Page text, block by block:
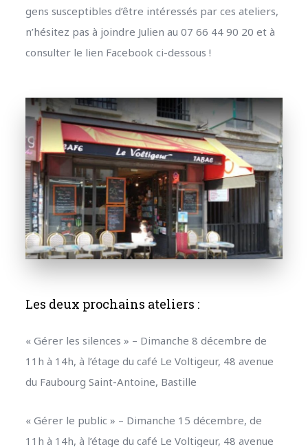
gens susceptibles d’être intéressés par ces ateliers,
n’hésitez pas à joindre Julien au 07 66 44 90 20 et à
consulter le lien Facebook ci-dessous !
Les deux prochains ateliers :
« Gérer les silences » – Dimanche 8 décembre de
11h à 14h, à l’étage du café Le Voltigeur, 48 avenue
du Faubourg Saint-Antoine, Bastille
« Gérer le public » – Dimanche 15 décembre, de
11h à 14h, à l’étage du café Le Voltigeur, 48 avenue